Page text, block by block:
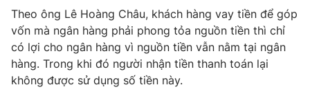
Chuyên mục khác
Emagazine Podcast
Photo Infographic
Theo ông Lê Hoàng Châu, khách hàng vay tiền để góp
vốn mà ngân hàng phải phong tỏa nguồn tiền thì chỉ
có lợi cho ngân hàng vì nguồn tiền vẫn nằm tại ngân
hàng. Trong khi đó người nhận tiền thanh toán lại
không được sử dụng số tiền này.